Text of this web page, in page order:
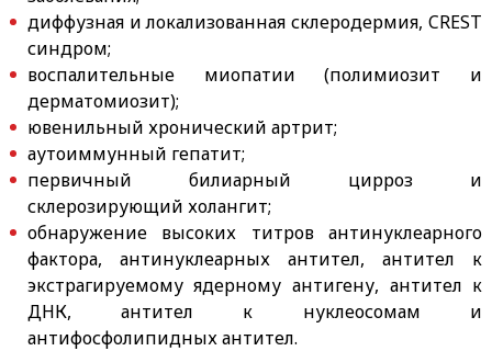
диффузная и локализованная склеродермия, CREST
синдром;
воспалительные миопатии (полимиозит и
дерматомиозит);
ювенильный хронический артрит;
аутоиммунный гепатит;
первичный билиарный цирроз и
склерозирующий холангит;
обнаружение высоких титров антинуклеарного
фактора, антинуклеарных антител, антител к
экстрагируемому ядерному антигену, антител к
ДНК, антител к нуклеосомам и
антифосфолипидных антител.